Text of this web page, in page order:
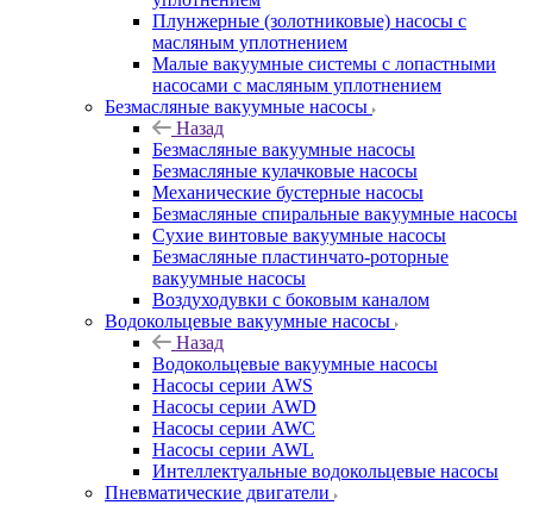
Плунжерные (золотниковые) насосы с
масляным уплотнением
Малые вакуумные системы с лопастными
насосами с масляным уплотнением
Безмасляные вакуумные насосы
Назад
Безмасляные вакуумные насосы
Безмасляные кулачковые насосы
Механические бустерные насосы
Безмасляные спиральные вакуумные насосы
Сухие винтовые вакуумные насосы
Безмасляные пластинчато-роторные
вакуумные насосы
Воздуходувки с боковым каналом
Водокольцевые вакуумные насосы
Назад
Водокольцевые вакуумные насосы
Насосы серии AWS
Насосы серии AWD
Насосы серии AWC
Насосы серии AWL
Интеллектуальные водокольцевые насосы
Пневматические двигатели